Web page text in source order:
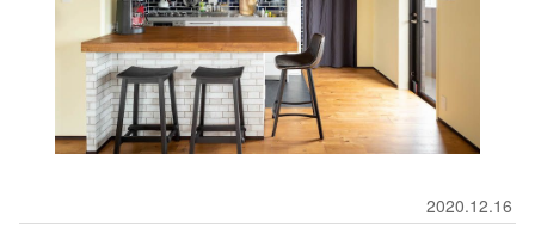
2020.12.16